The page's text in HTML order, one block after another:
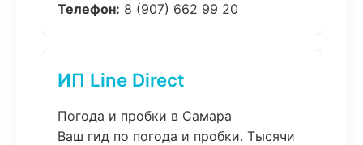
Телефон: 8 (907) 662 99 20
ИП Line Direct
Погода и пробки в Самара
Ваш гид по погода и пробки. Тысячи